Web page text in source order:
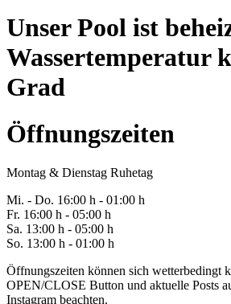
Unser Pool ist
Wassertemperatur
Grad
Öffnungszeiten
Montag & Dienstag Ruhetag
Mi. - Do. 16:00 h - 01:00 h
Fr. 16:00 h - 05:00 h
Sa. 13:00 h - 05:00 h
So. 13:00 h - 01:00 h
Öffnungszeiten können sich wetterbedingt
OPEN/CLOSE Button und aktuelle Posts
Instagram beachten.